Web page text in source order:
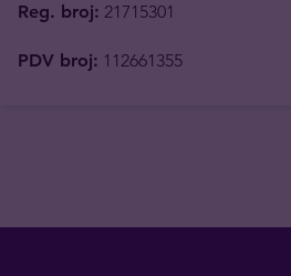
Reg. broj: 21715301
PDV broj: 112661355